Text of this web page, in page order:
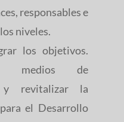
responsables e
niveles.
los objetivos.
medios de
y revitalizar la
el Desarrollo